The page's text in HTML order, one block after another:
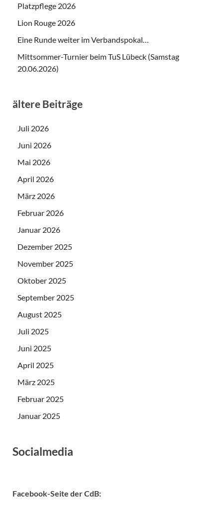
Platzpflege 2026
Lion Rouge 2026
Eine Runde weiter im Verbandspokal…
Mittsommer-Turnier beim TuS Lübeck (Samstag
20.06.2026)
ältere Beiträge
Juli 2026
Juni 2026
Mai 2026
April 2026
März 2026
Februar 2026
Januar 2026
Dezember 2025
November 2025
Oktober 2025
September 2025
August 2025
Juli 2025
Juni 2025
April 2025
März 2025
Februar 2025
Januar 2025
Socialmedia
Facebook-Seite der CdB: